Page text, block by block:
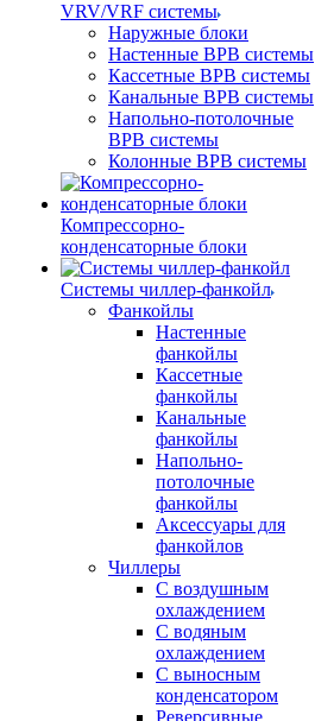
VRV/VRF системы
Наружные блоки
Настенные ВРВ системы
Кассетные ВРВ системы
Канальные ВРВ системы
Напольно-потолочные
ВРВ системы
Колонные ВРВ системы
Компрессорно-
конденсаторные блоки
Системы чиллер-фанкойл
Фанкойлы
Настенные
фанкойлы
Кассетные
фанкойлы
Канальные
фанкойлы
Напольно-
потолочные
фанкойлы
Аксессуары для
фанкойлов
Чиллеры
С воздушным
охлаждением
С водяным
охлаждением
С выносным
конденсатором
Реверсивные